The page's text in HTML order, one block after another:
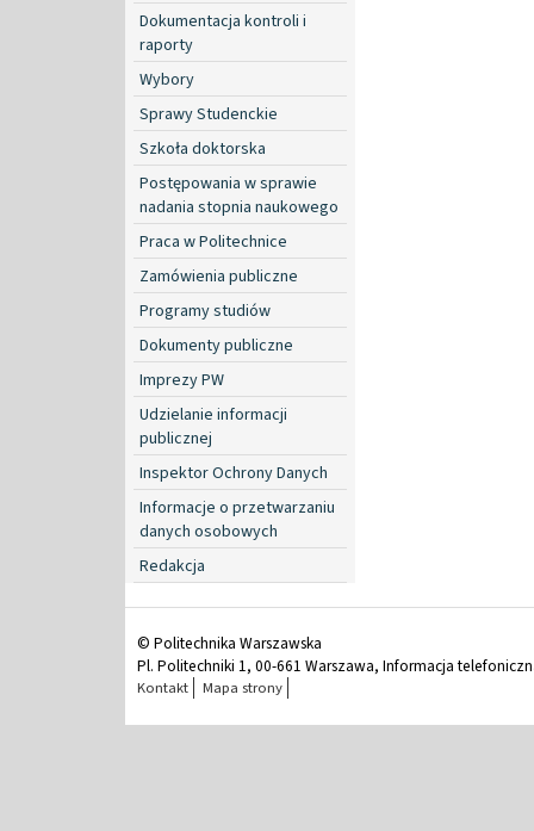
Dokumentacja kontroli i
raporty
Wybory
Sprawy Studenckie
Szkoła doktorska
Postępowania w sprawie
nadania stopnia naukowego
Praca w Politechnice
Zamówienia publiczne
Programy studiów
Dokumenty publiczne
Imprezy PW
Udzielanie informacji
publicznej
Inspektor Ochrony Danych
Informacje o przetwarzaniu
danych osobowych
Redakcja
© Politechnika Warszawska
Pl. Politechniki 1, 00-661 Warszawa, Informacja
Kontakt Mapa strony